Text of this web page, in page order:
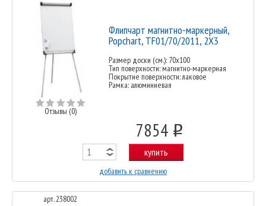
Отзывы (0)
Флипчарт магнитно-маркерный,
Popchart, TF01/70/2011, 2X3
Размер доски (см.): 70х100
Тип поверхности: магнитно-маркерная
Покрытие поверхности: лаковое
Рамка: алюминиевая
7854 o
купить
добавить к сравнению
арт. 238002